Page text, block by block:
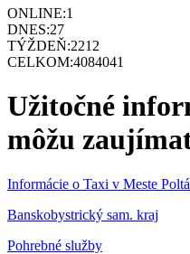
ONLINE:1
DNES:27
TÝŽDEŇ:2212
CELKOM:4084041
Užitočné
môžu
Informácie o Taxi v Meste
Banskobystrický sam. kraj
Pohrebné služby